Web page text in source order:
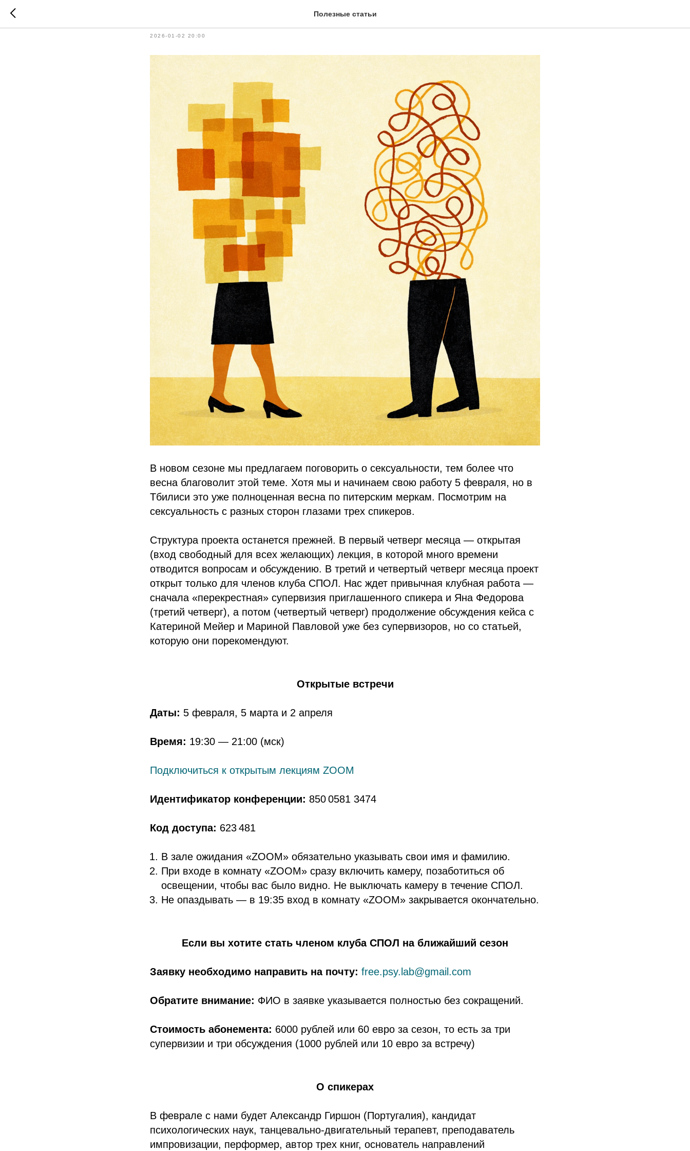
Полезные статьи
СПОЛ — новый сезон
2026-01-02 20:00
В новом сезоне мы предлагаем поговорить о сексуальности, тем более что
весна благоволит этой теме. Хотя мы и начинаем свою работу 5 февраля, но в
Тбилиси это уже полноценная весна по питерским меркам. Посмотрим на
сексуальность с разных сторон глазами трех спикеров.
Структура проекта останется прежней. В первый четверг месяца — открытая
(вход свободный для всех желающих) лекция, в которой много времени
отводится вопросам и обсуждению. В третий и четвертый четверг месяца проект
открыт только для членов клуба СПОЛ. Нас ждет привычная клубная работа —
сначала «перекрестная» супервизия приглашенного спикера и Яна Федорова
(третий четверг), а потом (четвертый четверг) продолжение обсуждения кейса с
Катериной Мейер и Мариной Павловой уже без супервизоров, но со статьей,
которую они порекомендуют.
Открытые встречи
Даты: 5 февраля, 5 марта и 2 апреля
Время: 19:30 — 21:00 (мск)
Подключиться к открытым лекциям ZOOM
Идентификатор конференции: 850 0581 3474
Код доступа: 623 481
В зале ожидания «ZOOM» обязательно указывать свои имя и фамилию.
При входе в комнату «ZOOM» сразу включить камеру, позаботиться об
освещении, чтобы вас было видно. Не выключать камеру в течение СПОЛ.
Не опаздывать — в 19:35 вход в комнату «ZOOM» закрывается окончательно.
Если вы хотите стать членом клуба СПОЛ на ближайший сезон
Заявку необходимо направить на почту: free.psy.lab@gmail.com
Обратите внимание: ФИО в заявке указывается полностью без сокращений.
Стоимость абонемента: 6000 рублей или 60 евро за сезон, то есть за три
супервизии и три обсуждения (1000 рублей или 10 евро за встречу)
О спикерах
В феврале с нами будет Александр Гиршон (Португалия), кандидат
психологических наук, танцевально-двигательный терапевт, преподаватель
импровизации, перформер, автор трех книг, основатель направлений